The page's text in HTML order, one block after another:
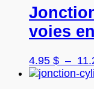
voies
4.95 $ –